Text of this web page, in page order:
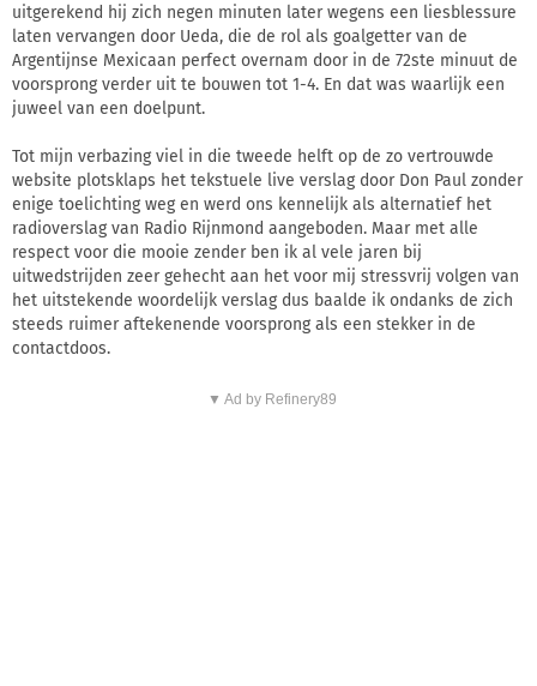
uitgerekend hij zich negen minuten later wegens een liesblessure
laten vervangen door Ueda, die de rol als goalgetter van de
Argentijnse Mexicaan perfect overnam door in de 72ste minuut de
voorsprong verder uit te bouwen tot 1-4. En dat was waarlijk een
juweel van een doelpunt.
Tot mijn verbazing viel in die tweede helft op de zo vertrouwde
website plotsklaps het tekstuele live verslag door Don Paul zonder
enige toelichting weg en werd ons kennelijk als alternatief het
radioverslag van Radio Rijnmond aangeboden. Maar met alle
respect voor die mooie zender ben ik al vele jaren bij
uitwedstrijden zeer gehecht aan het voor mij stressvrij volgen van
het uitstekende woordelijk verslag dus baalde ik ondanks de zich
steeds ruimer aftekenende voorsprong als een stekker in de
contactdoos.
▼ Ad by Refinery89